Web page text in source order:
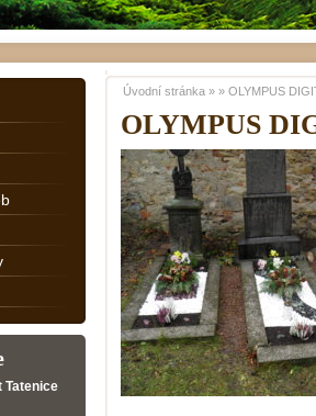
OLYMPUS
Úvodní stránka » » OLYMPUS
Tatenice